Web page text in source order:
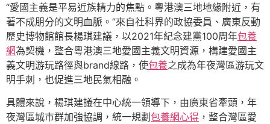
“愛國主義是平易近族精力的焦點。粵港澳三地地緣附近，有
著不成朋分的文明血脈。”來自社科界的政協委員、廣東反動
歷史博物館館長楊琪建議，以2021年紀念建黨100周年包養
網為契機，整合粵港澳三地愛國主義文明資源，構建愛國主
義文明游玩路徑與brand線路，使包養之成為年夜灣區游玩文
明手刺，也促進三地民氣相融。
具體來說，楊琪建議在中心統一領導下，由廣東省牽頭，年
夜灣區城市群加強協調，統一規劃 包養網心得 ，整合灣區愛